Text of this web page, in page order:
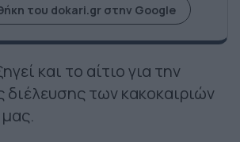
του dokari.gr στην Google
και το αίτιο για την
των κακοκαιριών